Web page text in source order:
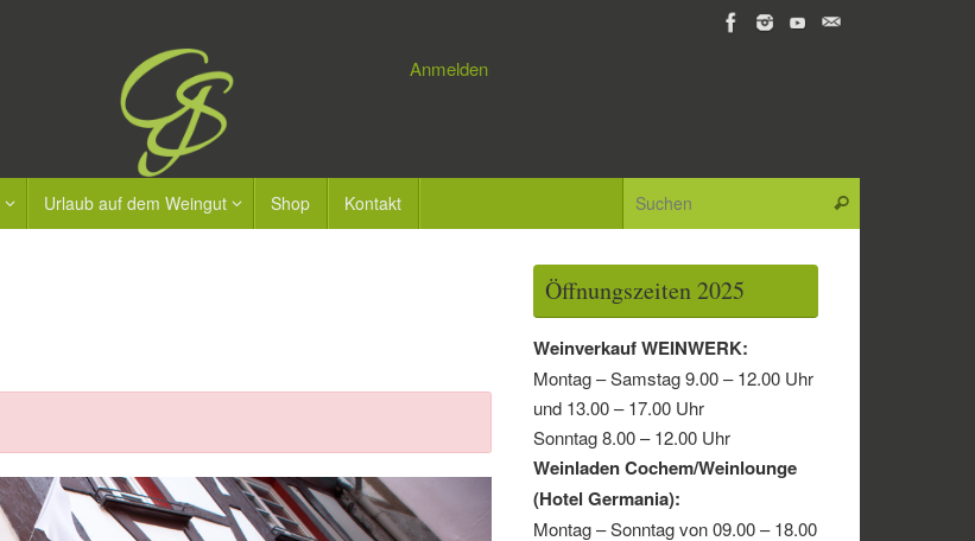
Anmelden
Urlaub auf dem Weingut Shop Kontakt Suchen
Öffnungszeiten 2025
Weinverkauf WEINWERK:
Montag – Samstag 9.00 – 12.00 Uhr
und 13.00 – 17.00 Uhr
Sonntag 8.00 – 12.00 Uhr
Weinladen Cochem/Weinlounge
(Hotel Germania):
Montag – Sonntag von 09.00 – 18.00